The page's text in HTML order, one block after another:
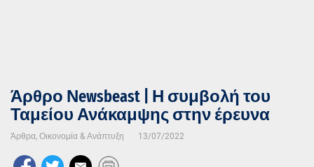
Άρθρο Νewsbeast | Η συμβολή του
Ταμείου Ανάκαμψης στην έρευνα
Άρθρα, Οικονομία & Ανάπτυξη 13/07/2022